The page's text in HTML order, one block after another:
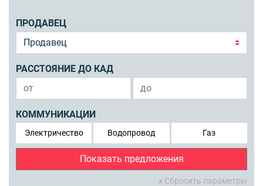
ПРОДАВЕЦ
РАССТОЯНИЕ ДО КАД
КОММУНИКАЦИИ
Электричество Водопровод Газ
Показать предложения
x Сбросить параметры